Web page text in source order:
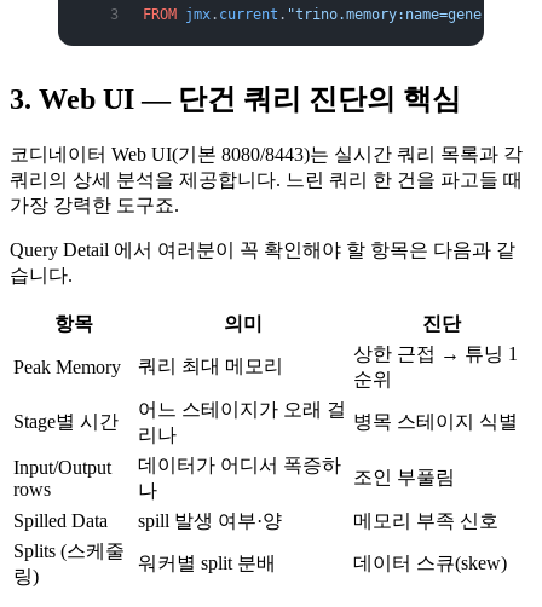
FROM jmx . current .
3. Web UI — 단건 쿼리 진단의 핵심
코디네이터 Web UI(기본 8080/8443)는 실시간 쿼리 목록과 각
쿼리의 상세 분석을 제공합니다. 느린 쿼리 한 건을 파고들 때
가장 강력한 도구죠.
Query Detail 에서 여러분이 꼭 확인해야 할 항목은 다음과 같
습니다.
항목 의미 진단
Peak Memory 쿼리 최대 메모리
상한 근접 → 튜닝 1
순위
Stage별 시간
어느 스테이지가 오래 걸
리나
병목 스테이지 식별
Input/Output
rows
데이터가 어디서 폭증하
나
조인 부풀림
Spilled Data spill 발생 여부·양
메모리 부족 신호
Splits (스케줄
링)
워커별 split 분배 데이터 스큐(skew)